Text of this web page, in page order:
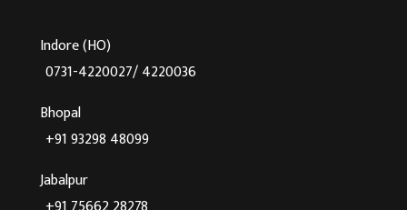
Indore (HO)
0731-4220027/ 4220036
Bhopal
+91 93298 48099
Jabalpur